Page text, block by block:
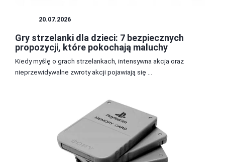
20.07.2026
Gry strzelanki dla dzieci: 7 bezpiecznych
propozycji, które pokochają maluchy
Kiedy myślę o grach strzelankach, intensywna akcja oraz
nieprzewidywalne zwroty akcji pojawiają się ...